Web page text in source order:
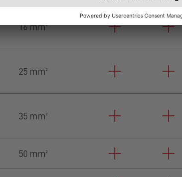
16 mm²
25 mm²
35 mm²
50 mm²